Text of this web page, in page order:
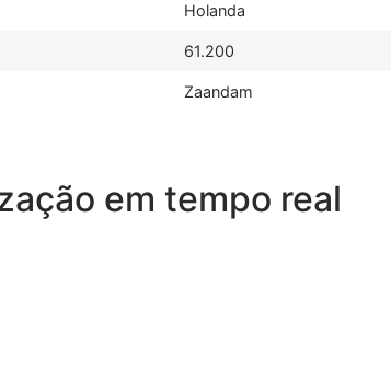
Holanda
61.200
Zaandam
em tempo real